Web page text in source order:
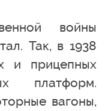
войны
Так, в 1938
и прицепных
платформ.
вагоны,